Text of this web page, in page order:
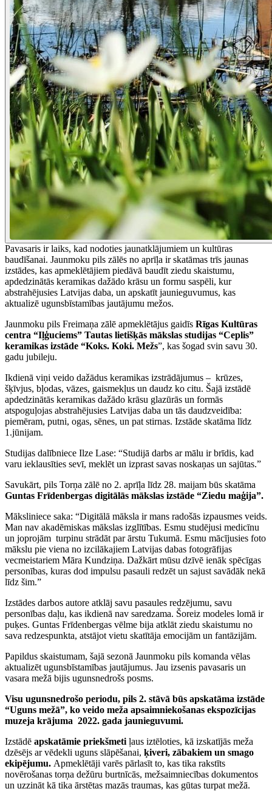
Pavasaris ir laiks, kad nodoties jaunatklājumiem un kultūras
baudīšanai. Jaunmoku pils zālēs no aprīļa ir skatāmas trīs jaunas
izstādes, kas apmeklētājiem piedāvā baudīt ziedu skaistumu,
apdedzinātās keramikas dažādo krāsu un formu saspēli, kur
abstrahējusies Latvijas daba, un apskatīt jaunieguvumus, kas
aktualizē ugunsbīstamības jautājumu mežos.
Jaunmoku pils Freimaņa zālē apmeklētājus gaidīs Rīgas Kultūras
centra “Iļģuciems” Tautas lietišķās mākslas studijas “Ceplis”
keramikas izstāde “Koks. Koki. Mežs”, kas šogad svin savu 30.
gadu jubileju.
Ikdienā viņi veido dažādus keramikas izstrādājumus – krūzes,
šķīvjus, bļodas, vāzes, gaismekļus un daudz ko citu. Šajā izstādē
apdedzinātās keramikas dažādo krāsu glazūrās un formās
atspoguļojas abstrahējusies Latvijas daba un tās daudzveidība:
piemēram, putni, ogas, sēnes, un pat stirnas. Izstāde skatāma līdz
1.jūnijam.
Studijas dalībniece Ilze Lase: “Studijā darbs ar mālu ir brīdis, kad
varu ieklausīties sevī, meklēt un izprast savas noskaņas un sajūtas.”
Savukārt, pils Torņa zālē no 2. aprīļa līdz 28. maijam būs skatāma
Guntas Frīdenbergas digitālās mākslas izstāde “Ziedu maģija”.
Māksliniece saka: “Digitālā māksla ir mans radošās izpausmes veids.
Man nav akadēmiskas mākslas izglītības. Esmu studējusi medicīnu
un joprojām turpinu strādāt par ārstu Tukumā. Esmu mācījusies foto
mākslu pie viena no izcilākajiem Latvijas dabas fotogrāfijas
vecmeistariem Māra Kundziņa. Dažkārt mūsu dzīvē ienāk spēcīgas
personības, kuras dod impulsu pasauli redzēt un sajust savādāk nekā
līdz šim.”
Izstādes darbos autore atklāj savu pasaules redzējumu, savu
personības daļu, kas ikdienā nav saredzama. Šoreiz modeles lomā ir
puķes. Guntas Frīdenbergas vēlme bija atklāt ziedu skaistumu no
sava redzespunkta, atstājot vietu skatītāja emocijām un fantāzijām.
Papildus skaistumam, šajā sezonā Jaunmoku pils komanda vēlas
aktualizēt ugunsbīstamības jautājumus. Jau izsenis pavasaris un
vasara mežā bijis ugunsnedrošs posms.
Visu ugunsnedrošo periodu, pils 2. stāvā būs apskatāma izstāde
“Uguns mežā”, ko veido meža apsaimniekošanas ekspozīcijas
muzeja krājuma 2022. gada jaunieguvumi.
Izstādē apskatāmie priekšmeti ļaus iztēloties, kā izskatījās meža
dzēsējs ar vēdekli uguns slāpēšanai, ķiveri, zābakiem un smago
ekipējumu. Apmeklētāji varēs pārlasīt to, kas tika rakstīts
novērošanas torņa dežūru burtnīcās, mežsaimniecības dokumentos
un uzzināt kā tika ārstētas mazās traumas, kas gūtas turpat mežā.